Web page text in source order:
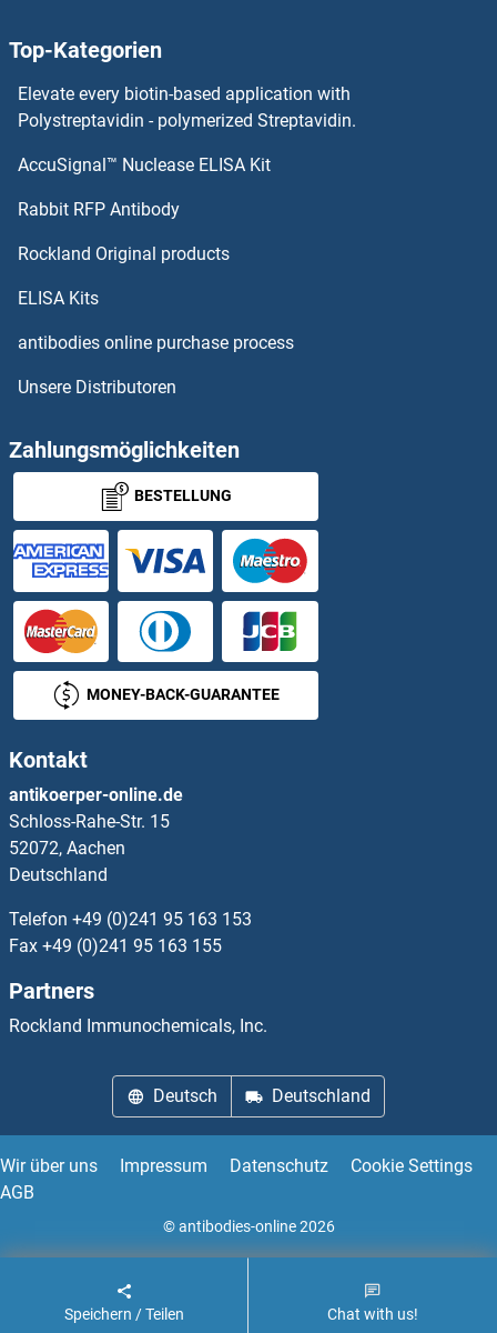
Actin-Like 6B Antikörper
Actin-Like 6A Antikörper
ACTR1B Antikörper
ACTR3B Antikörper
ACTR5 Antikörper
ACTR6 Antikörper
ACTR8 Antikörper
ACTRT1 Antikörper
ACTRT2 Antikörper
ACVA Antikörper
ACVR1C/ALK7 Antikörper
ACVR2A Antikörper
ACVR2B Antikörper
ACVRL1 Antikörper
Acylglycerol Kinase Antikörper
ADA Antikörper
Top-Kategorien
Elevate every biotin-based application with
Polystreptavidin - polymerized Streptavidin.
AccuSignal™ Nuclease ELISA Kit
Rabbit RFP Antibody
Rockland Original products
ELISA Kits
antibodies online purchase process
Unsere Distributoren
Zahlungsmöglichkeiten
BESTELLUNG
MONEY-BACK-GUARANTEE
Kontakt
antikoerper-online.de
Schloss-Rahe-Str. 15
52072, Aachen
Deutschland
Telefon +49 (0)241 95 163 153
Fax +49 (0)241 95 163 155
Partners
Rockland Immunochemicals, Inc.
Deutsch Deutschland
Wir über uns Impressum Datenschutz
Cookie Settings
AGB
© antibodies-online 2026
Speichern / Teilen Chat with us!